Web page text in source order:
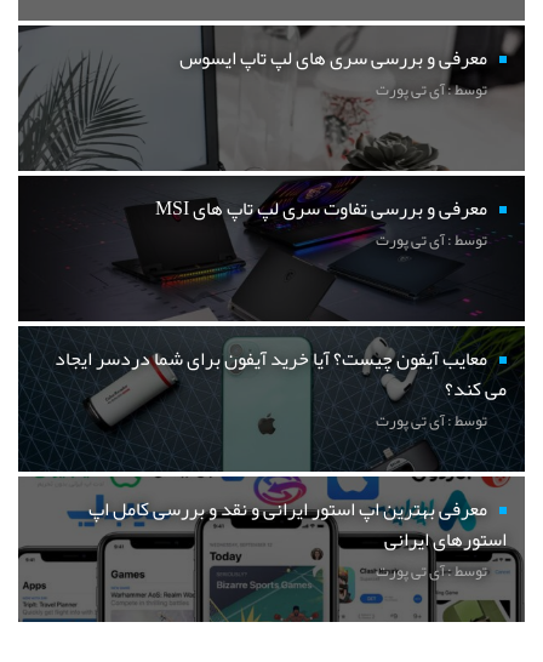
معرفی و بررسی سری های لپ تاپ ایسوس
توسط : آی تی پورت
معرفی و بررسی تفاوت سری لپ تاپ های MSI
توسط : آی تی پورت
معایب آیفون چیست؟ آیا خرید آیفون برای شما دردسر ایجاد
می کند؟
توسط : آی تی پورت
معرفی بهترین اپ استور ایرانی و نقد و بررسی کامل اپ
استورهای ایرانی
توسط : آی تی پورت